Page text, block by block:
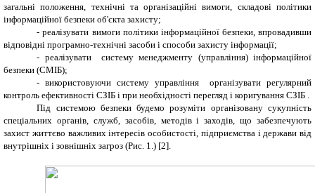
загальні положення, технічні та організаційні вимоги, складові політики
інформаційної безпеки об'єкта захисту;
- реалізувати вимоги політики інформаційної безпеки, впровадивши
відповідні програмно-технічні засоби і способи захисту інформації;
- реалізувати систему менеджменту (управління) інформаційної
безпеки (СМІБ);
- використовуючи систему управління організувати регулярний
контроль ефективності СЗІБ і при необхідності перегляд і коригування СЗІБ .
Під системою безпеки будемо розуміти організовану сукупність
спеціальних органів, служб, засобів, методів і заходів, що забезпечують
захист життєво важливих інтересів особистості, підприємства і держави від
внутрішніх і зовнішніх загроз (Рис. 1.) [2].